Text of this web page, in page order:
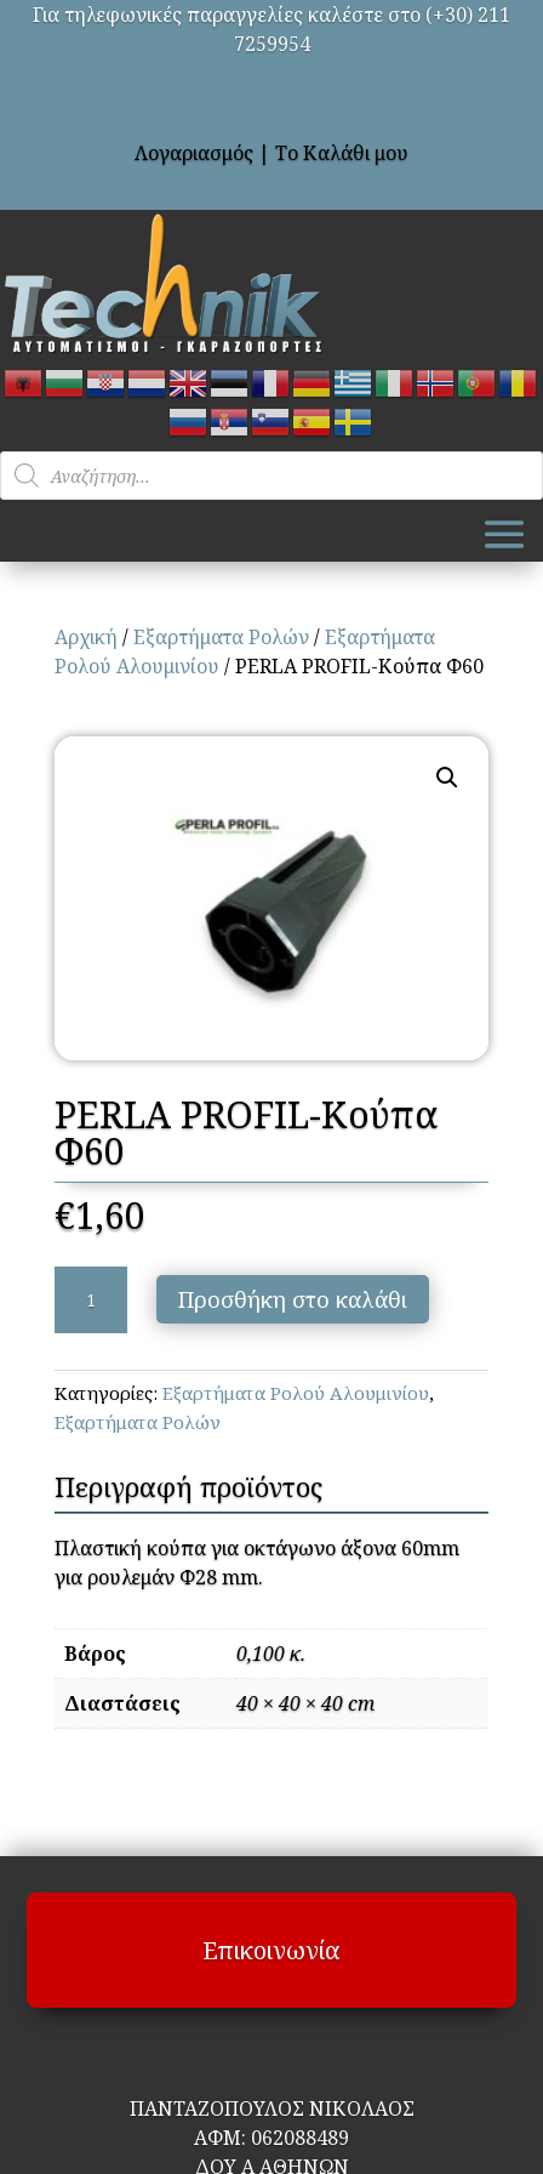
Για τηλεφωνικές παραγγελίες καλέστε στο (+30) 211
7259954
Λογαριασμός | Το Καλάθι μου
Products
search
Αρχική /Εξαρτήματα Ρολών/Εξαρτήματα
Ρολού Αλουμινίου / PERLA PROFIL-Κούπα Φ60
PERLA PROFIL-Κούπα
Φ60
€1,60
PROFIL-
Κούπα
Φ60
ποσότητα
Προσθήκη στο καλάθι
Κατηγορίες: Εξαρτήματα Ρολού Αλουμινίου,
Εξαρτήματα Ρολών
Περιγραφή προϊόντος
Πλαστική κούπα για οκτάγωνο άξονα 60mm
για ρουλεμάν Φ28 mm.
Βάρος
0,100 κ.
Διαστάσεις
40 × 40 × 40 cm
Επικοινωνία
ΠΑΝΤΑΖΟΠΟΥΛΟΣ ΝΙΚΟΛΑΟΣ
ΑΦΜ: 062088489
ΔΟΥ Α ΑΘΗΝΩΝ